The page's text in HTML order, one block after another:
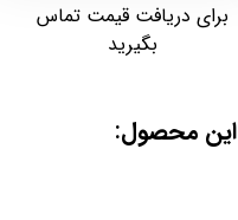
برای دریافت قیمت تماس
بگیرید
این محصول: